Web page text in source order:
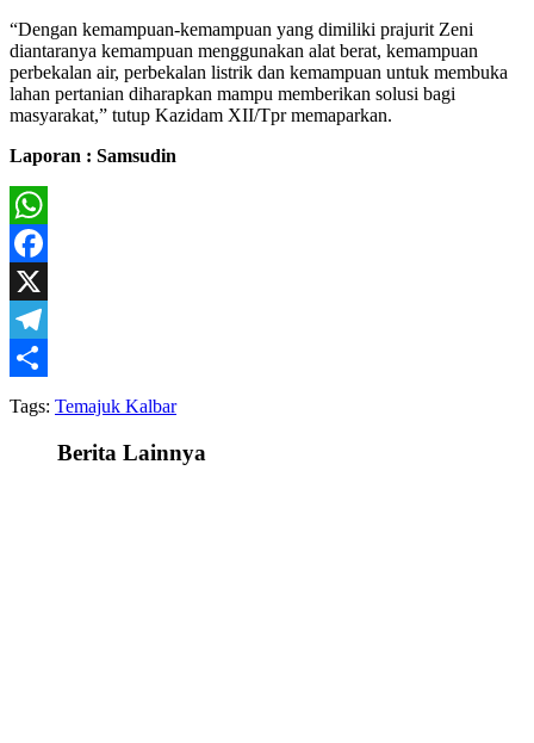
“Dengan kemampuan-kemampuan yang dimiliki prajurit Zeni
diantaranya kemampuan menggunakan alat berat, kemampuan
perbekalan air, perbekalan listrik dan kemampuan untuk membuka
lahan pertanian diharapkan mampu memberikan solusi bagi
masyarakat,” tutup Kazidam XII/Tpr memaparkan.
Laporan : Samsudin
WhatsApp
Facebook
X
Telegram
Share
Tags: Temajuk Kalbar
Berita Lainnya